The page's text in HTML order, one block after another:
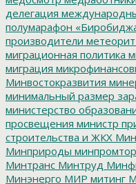
делегация
полумарафон
производители метеорит
миграционная политика
миграция
Минвостокразвития
минимальный размер
министерство
просвещения министр
строительства и ЖКХ
Минприроды
Минтранс Минтруд
Минэнерго МИР митинг